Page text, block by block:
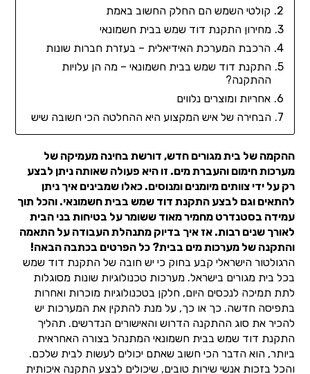
קולטי השמש הם החלק החשוב באמת
מחירון התקנת דוד שמש בבית חשמונאי
הרכבת המערכת האידיאלית – בעזרת חברות שונות
התקנת דוד שמש בבית חשמונאי – מה הן עלויות
ההתקנה?
אחריות ומוצרים נלווים
הבחירה של איש המקצוע היא ההחלטה הכי חשובה שיש
ההקמה של בית מגורים חדש, דורשת בחינה מעמיקה של
מערכות חימום והעברת מים. זו היא פעולה שאותה ניתן לבצע
רק על ידי צוותים מיומנים ומנוסים. כאלו שמבינים איך ניתן
להתאים וגם לבצע התקנת דוד שמש בבית חשמונאי. והכל תוך
עמידה בסטנדרט מחמיר מאוד ששומר על בטיחות בני הבית
לאורך שנים רבות. אז איך בדיוק מתנהלת העבודה על התאמה
והתקנה של מערכות מים בבית? כל הפרטים בכתבה הבאה!
הרגולטור הישראלי קבע בחוק כי יש חובה של התקנת דוד שמש
בכל בית מגורים בישראל. מערכות טכנולוגיות שונות מסוגלות
לתת תמיכה לנכסים היום, חלקן בטכנולוגיות מוכרות ואחרות
בתפיסה חדשה. כך או כך, על מנת להתקין את המערכות יש
להכיר את סוג ההתקנה הדרוש והאישורים הנדרשים. תהליך
התקנת דוד שמש בבית חשמונאי המתנהל בצורה האחראית
ביותר, הוא הדבר הכי חשוב שאתם יכולים לעשות לבית שלכם.
והכל בזכות אנשי שירות טובים, שיכולים לבצע התקנה איכותית